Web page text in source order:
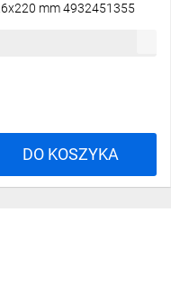
mm 4932451355
DO KOSZYKA